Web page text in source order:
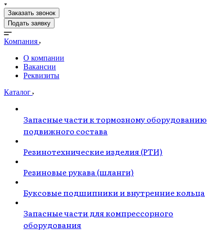
Заказать звонок
Подать заявку
Компания
О компании
Вакансии
Реквизиты
Каталог
Запасные части к тормозному оборудованию
подвижного состава
Резинотехнические изделия (РТИ)
Резиновые рукава (шланги)
Буксовые подшипники и внутренние кольца
Запасные части для компрессорного
оборудования